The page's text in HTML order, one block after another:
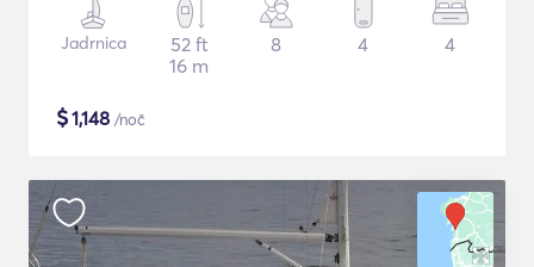
Jadrnica
52 ft
16 m
8 4 4
$1,148 /noč